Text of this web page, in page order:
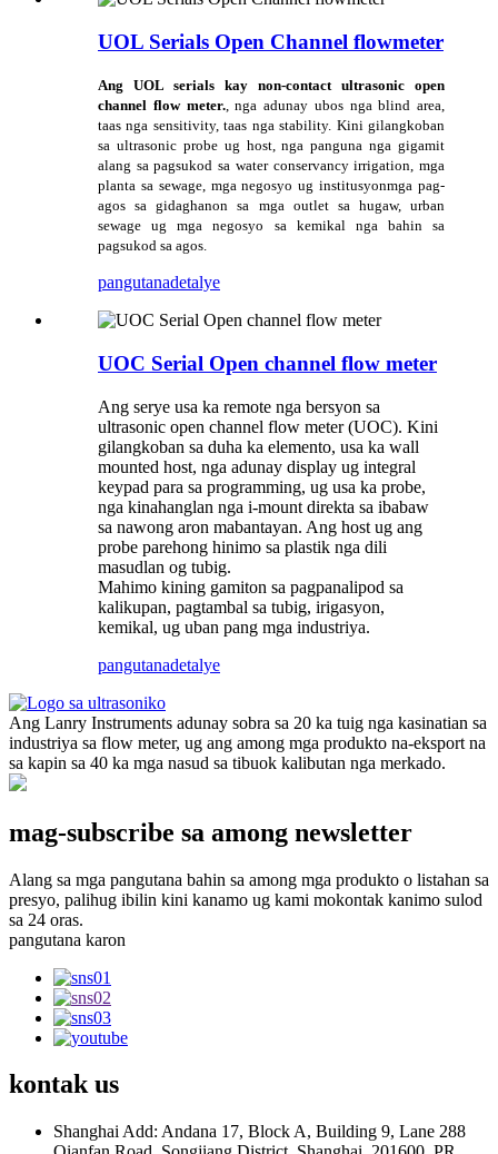
UOL Serials Open Channel flowmeter
Ang UOL serials kay non-contact ultrasonic open
channel flow meter., nga adunay ubos nga blind area,
taas nga sensitivity, taas nga stability. Kini gilangkoban
sa ultrasonic probe ug host, nga panguna nga gigamit
alang sa pagsukod sa water conservancy irrigation, mga
planta sa sewage, mga negosyo ug institusyonmga pag-
agos sa gidaghanon sa mga outlet sa hugaw, urban
sewage ug mga negosyo sa kemikal nga bahin sa
pagsukod sa agos.
pangutanadetalye
UOC Serial Open channel flow meter
Ang serye usa ka remote nga bersyon sa
ultrasonic open channel flow meter (UOC). Kini
gilangkoban sa duha ka elemento, usa ka wall
mounted host, nga adunay display ug integral
keypad para sa programming, ug usa ka probe,
nga kinahanglan nga i-mount direkta sa ibabaw
sa nawong aron mabantayan. Ang host ug ang
probe parehong hinimo sa plastik nga dili
masudlan og tubig.
Mahimo kining gamiton sa pagpanalipod sa
kalikupan, pagtambal sa tubig, irigasyon,
kemikal, ug uban pang mga industriya.
pangutanadetalye
Ang Lanry Instruments adunay sobra sa 20 ka tuig nga kasinatian sa
industriya sa flow meter, ug ang among mga produkto na-eksport na
sa kapin sa 40 ka mga nasud sa tibuok kalibutan nga merkado.
mag-subscribe sa among newsletter
Alang sa mga pangutana bahin sa among mga produkto o listahan sa
presyo, palihug ibilin kini kanamo ug kami mokontak kanimo sulod
sa 24 oras.
pangutana karon
kontakus
Shanghai Add: Andana 17, Block A, Building 9, Lane 288